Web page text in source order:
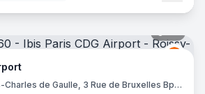
Ibis
Aéroport de Paris-Charles de Gaulle, 3 Rue de Bruxelles Bp 11122, 93290 Roissy-en-France